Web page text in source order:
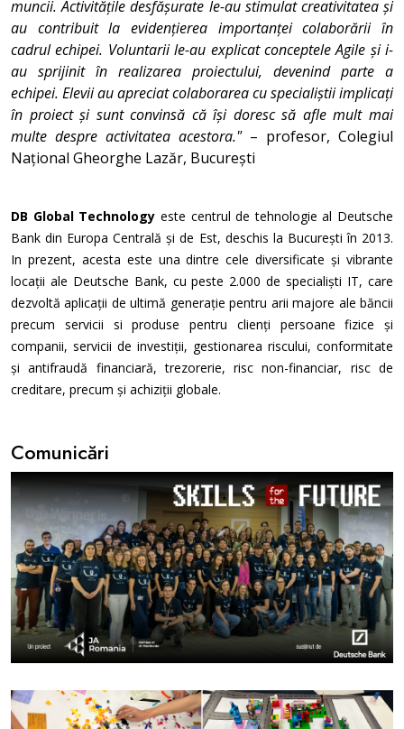
muncii. Activitățile desfășurate le-au stimulat creativitatea și
au contribuit la evidențierea importanței colaborării în
cadrul echipei. Voluntarii le-au explicat conceptele Agile și i-
au sprijinit în realizarea proiectului, devenind parte a
echipei. Elevii au apreciat colaborarea cu specialiștii implicați
în proiect și sunt convinsă că își doresc să afle mult mai
multe despre activitatea acestora."– profesor, Colegiul
Național Gheorghe Lazăr, București
DB Global Technology este centrul de tehnologie al Deutsche
Bank din Europa Centrală și de Est, deschis la București în 2013.
In prezent, acesta este una dintre cele diversificate și vibrante
locații ale Deutsche Bank, cu peste 2.000 de specialiști IT, care
dezvoltă aplicații de ultimă generație pentru arii majore ale băncii
precum servicii si produse pentru clienți persoane fizice și
companii, servicii de investiții, gestionarea riscului, conformitate
și antifraudă financiară, trezorerie, risc non-financiar, risc de
creditare, precum și achiziții globale.
Comunicări